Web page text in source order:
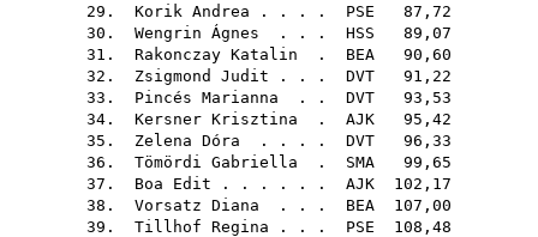
29. Korik Andrea . . . . PSE 87,72
30. Wengrin Ágnes . . . HSS 89,07
31. Rakonczay Katalin . BEA 90,60
32. Zsigmond Judit . . . DVT 91,22
33. Pincés Marianna . . DVT 93,53
34. Kersner Krisztina . AJK 95,42
35. Zelena Dóra . . . . DVT 96,33
36. Tömördi Gabriella . SMA 99,65
37. Boa Edit . . . . . . AJK 102,17
38. Vorsatz Diana . . . BEA 107,00
39. Tillhof Regina . . . PSE 108,48